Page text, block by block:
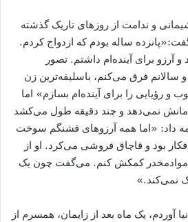
پشیمانی و ندامت از روزهای تاریک گذشته
ساله بودم که ازدواج کردم.
آرزو برای آینده‌ام داشتم. تصور
فرق می‌کنم، باسلیقه‌ترین زن
رؤیایی را برای آینده‌ام بسازم» اما
نمی‌دهد و چند دقیقه طول می‌کشد
داد: «اما همه آرزوهای قشنگم سوخت
بود و قاچاق فروشی می‌کرد. او از
موادمخدر کمکش کنم. می‌گفت چون یک
نمی‌کند.»
آوردم، یک ماه بعد از زایمان، همسرم از